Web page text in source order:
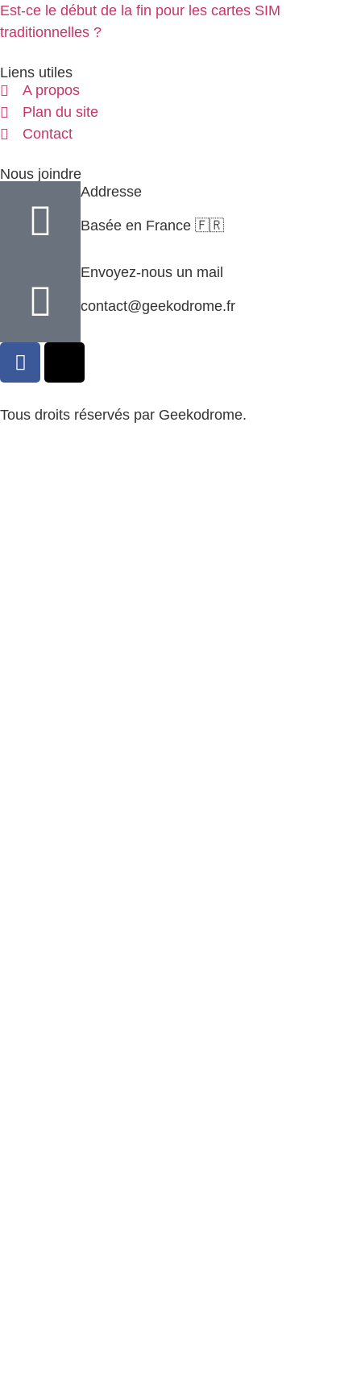
Est-ce le début de la fin pour les cartes SIM
traditionnelles ?
Liens utiles
A propos
Plan du site
Contact
Nous joindre
Addresse
Basée en France 🇫🇷
Envoyez-nous un mail
contact@geekodrome.fr
Tous droits réservés par Geekodrome.